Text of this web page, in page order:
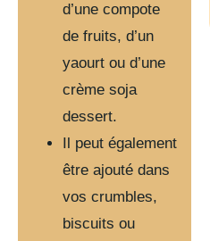
d’une compote
de fruits, d’un
yaourt ou d’une
crème soja
dessert.
Il peut également
être ajouté dans
vos crumbles,
biscuits ou